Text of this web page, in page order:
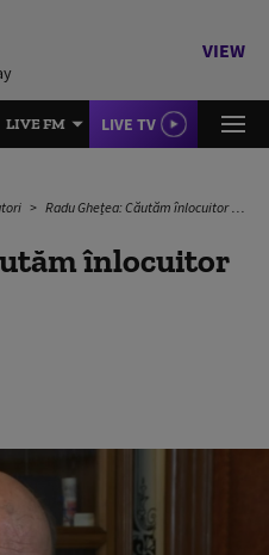
VIEW
LIVE FM LIVE TV
Radu Ghețea: Căutăm înlocuitor pentru ROBOR
înlocuitor